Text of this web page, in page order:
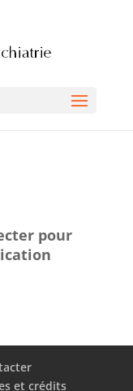
pour
et crédits